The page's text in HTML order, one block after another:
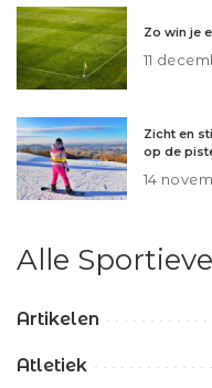
Zo win je
11
Zicht en
op de
14
Alle
Artikelen
Atletiek